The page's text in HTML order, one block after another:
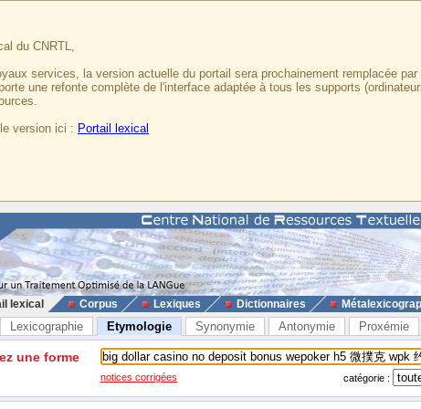
du CNRTL,
services, la version actuelle du portail sera prochainement remplacée
une refonte complète de l'interface adaptée à tous les supports
version ici : Portail lexical
lexical Corpus Lexiques Dictionnaires
Lexicographie Etymologie Synonymie Antonymie Proxémie
une forme
notices corrigées catégorie :